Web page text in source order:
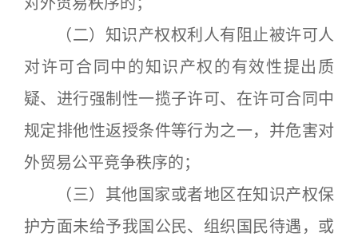
（二）知识产权权利人有阻止被许可人
对许可合同中的知识产权的有效性提出质
疑、进行强制性一揽子许可、在许可合同中
规定排他性返授条件等行为之一，并危害对
外贸易公平竞争秩序的；
（三）其他国家或者地区在知识产权保
护方面未给予我国公民、组织国民待遇，或